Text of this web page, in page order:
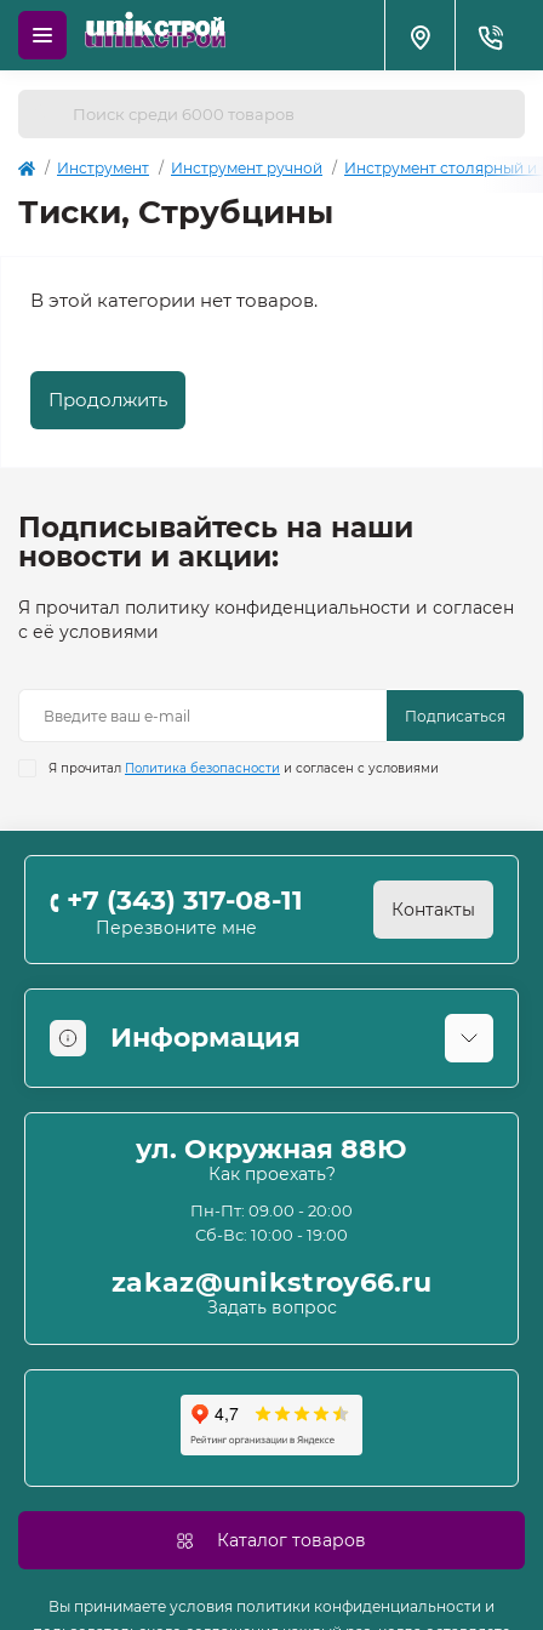
Инструмент Инструмент ручной Инструмент столярный и
Тиски, Струбцины
В этой категории нет товаров.
Продолжить
Подписывайтесь на наши
новости и акции:
Я прочитал политику конфиденциальности и согласен
с её условиями
Подписаться
Я прочитал Политика безопасности и согласен с условиями
+7 (343) 317-08-11
Перезвоните мне
Контакты
Информация
Информация о доставке
Пользовательское соглашение и оферта
Политика конфиденциальности
Связаться с нами
Карта сайта
Производители
ул. Окружная 88Ю
Как проехать?
Пн-Пт: 09.00 - 20:00
Сб-Вс: 10:00 - 19:00
zakaz@unikstroy66.ru
Задать вопрос
Каталог товаров
Вы принимаете условия политики конфиденциальности и